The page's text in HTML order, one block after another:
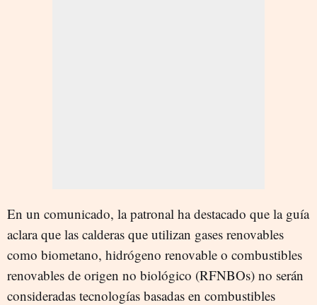
En un comunicado, la patronal ha destacado que la guía
aclara que las calderas que utilizan gases renovables
como biometano, hidrógeno renovable o combustibles
renovables de origen no biológico (RFNBOs) no serán
consideradas tecnologías basadas en combustibles